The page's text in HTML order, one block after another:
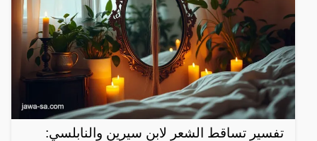
تفسير تساقط الشعر لابن سيرين والنابلسي: